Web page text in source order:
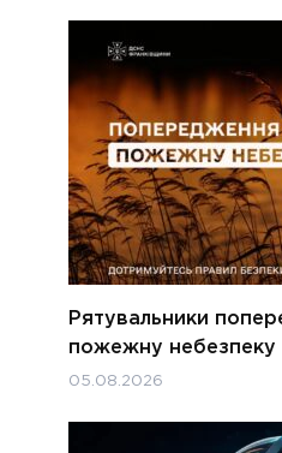
Рятувальники
пожежну небезпеку
05.08.2026